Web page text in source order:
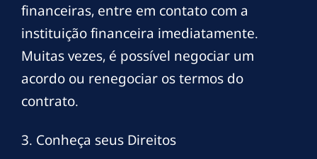
financeiras, entre em contato com a
instituição financeira imediatamente.
Muitas vezes, é possível negociar um
acordo ou renegociar os termos do
contrato.
3. Conheça seus Direitos